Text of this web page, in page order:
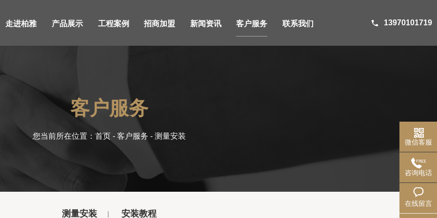
13970101719
走进柏雅 产品展示 工程案例 招商加盟 新闻资讯 客户服务 联系我们
客户服务
您当前所在位置： 首页 - 客户服务 - 测量安装
测量安装 安装教程
微信客服
咨询电话
在线留言